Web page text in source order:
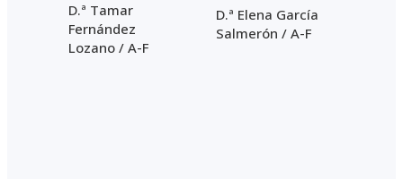
D.ª Tamar
Fernández
Lozano / A-F
D.ª Elena García
Salmerón / A-F